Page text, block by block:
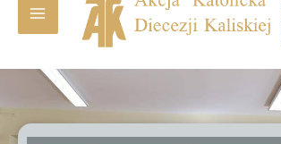
Main
Menu